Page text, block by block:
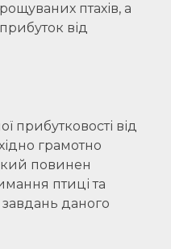
птахів, а
від
прибутковості від
грамотно
який повинен
птиці та
завдань даного